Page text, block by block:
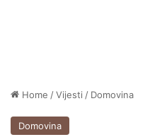
Home /Vijesti / Domovina
Domovina